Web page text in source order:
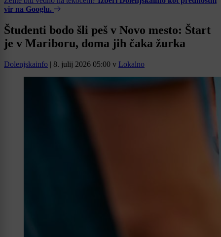
vir na Googlu.
Študenti bodo šli peš v Novo mesto: Štart
je v Mariboru, doma jih čaka žurka
Dolenjskainfo | 8. julij 2026 05:00 v Lokalno